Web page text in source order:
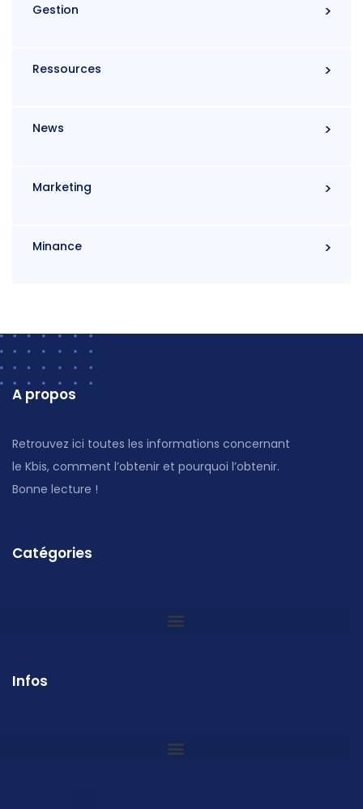
Gestion
Ressources
News
Marketing
Minance
A propos
Retrouvez ici toutes les informations concernant
le Kbis, comment l’obtenir et pourquoi l’obtenir.
Bonne lecture !
Catégories
Infos